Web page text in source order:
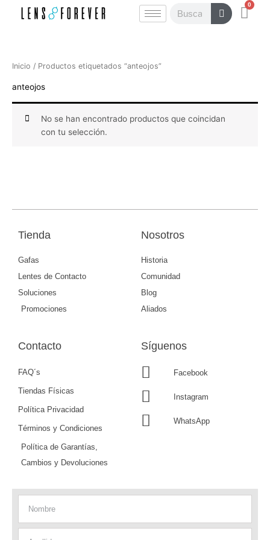
Buscar 0
Inicio / Productos etiquetados “anteojos”
anteojos
No se han encontrado productos que coincidan
con tu selección.
Tienda
Gafas
Lentes de Contacto
Soluciones
Promociones
Nosotros
Historia
Comunidad
Blog
Aliados
Contacto
FAQ´s
Tiendas Físicas
Política Privacidad
Términos y Condiciones
Política de Garantías,
Cambios y Devoluciones
Síguenos
Facebook
Instagram
WhatsApp